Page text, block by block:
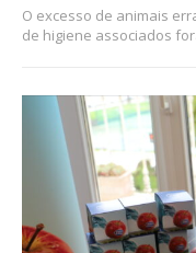
O excesso de animais
de higiene associados